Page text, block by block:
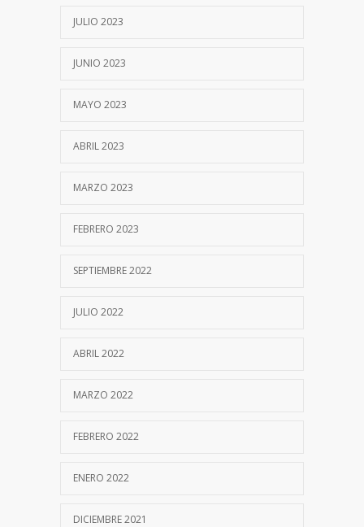
JULIO 2023
JUNIO 2023
MAYO 2023
ABRIL 2023
MARZO 2023
FEBRERO 2023
SEPTIEMBRE 2022
JULIO 2022
ABRIL 2022
MARZO 2022
FEBRERO 2022
ENERO 2022
DICIEMBRE 2021